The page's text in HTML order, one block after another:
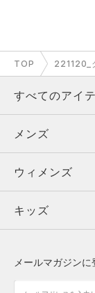
TOP 221120_
すべてのアイ
メンズ
ウィメンズ
キッズ
アクセサリー
メンズ
トップス
ボトムス
アクセサリー
ウィメンズ
トップス
シューズ
キッズ
メールマガジンに